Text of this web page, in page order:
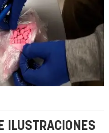
ILUSTRACIONES